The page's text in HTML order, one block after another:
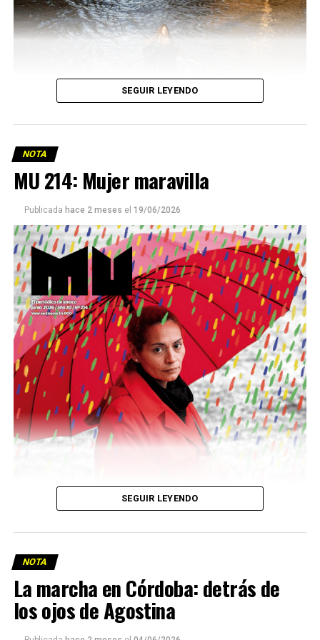
Este número 215 de MU ☝️viene con doble tapa, que
podría ser una frase:
Sin chamuyo, a remarla.
Descargar la Mu en PDF
Viaje a la vida en el Delta: Y la nave
SEGUIR LEYENDO
NOTA
MU 214: Mujer maravilla
Publicada hace 2 meses el 19/06/2026
SEGUIR LEYENDO
NOTA
La marcha en Córdoba: detrás de
los ojos de Agostina